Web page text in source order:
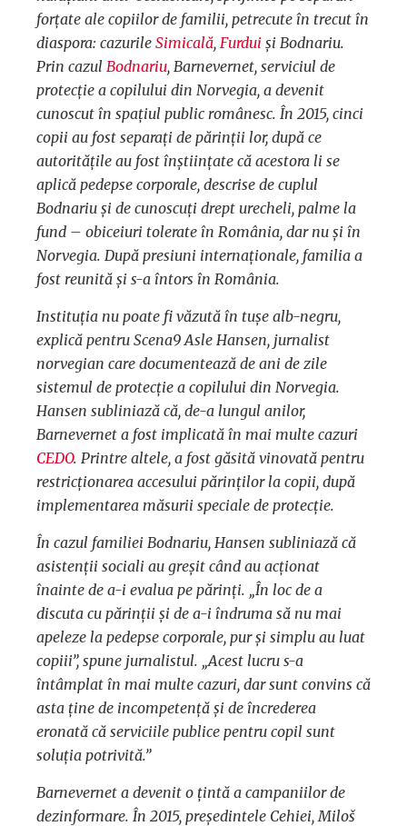
forțate ale copiilor de familii, petrecute în trecut în
diaspora: cazurile Simicală, Furdui și Bodnariu.
Prin cazul Bodnariu, Barnevernet, serviciul de
protecție a copilului din Norvegia, a devenit
cunoscut în spațiul public românesc. În 2015, cinci
copii au fost separați de părinții lor, după ce
autoritățile au fost înștiințate că acestora li se
aplică pedepse corporale, descrise de cuplul
Bodnariu și de cunoscuți drept urecheli, palme la
fund – obiceiuri tolerate în România, dar nu și în
Norvegia. După presiuni internaționale, familia a
fost reunită și s-a întors în România.
Instituția nu poate fi văzută în tușe alb-negru,
explică pentru Scena9 Asle Hansen, jurnalist
norvegian care documentează de ani de zile
sistemul de protecție a copilului din Norvegia.
Hansen subliniază că, de-a lungul anilor,
Barnevernet a fost implicată în mai multe cazuri
CEDO. Printre altele, a fost găsită vinovată pentru
restricționarea accesului părinților la copii, după
implementarea măsurii speciale de protecție.
În cazul familiei Bodnariu, Hansen subliniază că
asistenții sociali au greșit când au acționat
înainte de a-i evalua pe părinți. „În loc de a
discuta cu părinții și de a-i îndruma să nu mai
apeleze la pedepse corporale, pur și simplu au luat
copiii”, spune jurnalistul. „Acest lucru s-a
întâmplat în mai multe cazuri, dar sunt convins că
asta ține de incompetență și de încrederea
eronată că serviciile publice pentru copil sunt
soluția potrivită.”
Barnevernet a devenit o țintă a campaniilor de
dezinformare. În 2015, președintele Cehiei, Miloš